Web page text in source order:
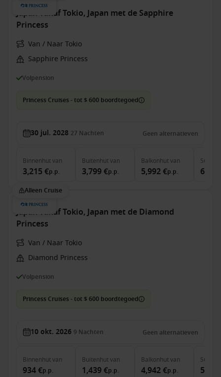
Japan vanaf Tokio, Japan met de Sapphire
Princess
Van / Naar Tokio
Sapphire Princess
Volpension
Princess Cruises - tot $ 600 boordtegoed
30 jul. 2028 27 Nachten Geen alternatieven
Binnenhutvan
3,215 €p.p.
Buitenhutvan
3,799 €p.p.
Balkonhutvan
5,992 €p.p.
Suite
Alleen Cruise
Japan vanaf Tokio, Japan met de Diamond
Princess
Van / Naar Tokio
Diamond Princess
Volpension
Princess Cruises - tot $ 600 boordtegoed
10 okt. 2026 9 Nachten Geen alternatieven
Binnenhutvan
934 €p.p.
Buitenhutvan
1,439 €p.p.
Balkonhutvan
4,942 €p.p.
Suite